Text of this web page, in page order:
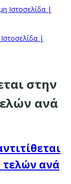
|
στην
ανά
ανά